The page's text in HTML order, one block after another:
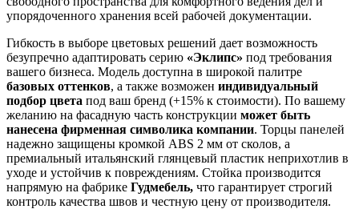
упорядоченного хранения всей рабочей документации.
Гибкость в выборе цветовых решений дает возможность
безупречно адаптировать серию «Эклипс» под требования
вашего бизнеса. Модель доступна в широкой палитре
базовых оттенков, а также возможен индивидуальный
подбор цвета под ваш бренд (+15% к стоимости). По вашему
желанию на фасадную часть конструкции может быть
нанесена фирменная символика компании. Торцы панелей
надежно защищены кромкой ABS 2 мм от сколов, а
премиальный итальянский глянцевый пластик неприхотлив в
уходе и устойчив к повреждениям. Стойка производится
напрямую на фабрике Гудмебель, что гарантирует строгий
контроль качества швов и честную цену от производителя.